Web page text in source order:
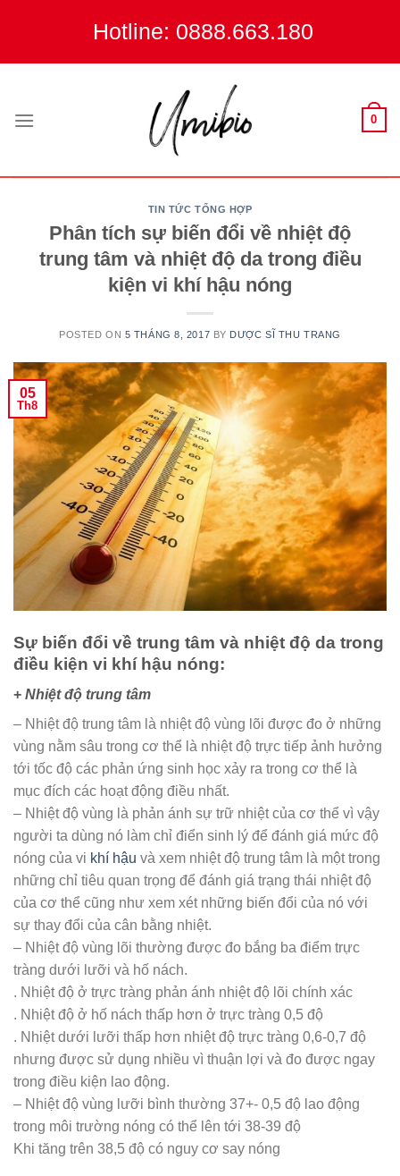
Hotline: 0888.663.180
0
TIN TỨC TỔNG HỢP
Phân tích sự biến đổi về nhiệt độ
trung tâm và nhiệt độ da trong điều
kiện vi khí hậu nóng
POSTED ON 5 THÁNG 8, 2017 BY DƯỢC SĨ THU TRANG
05
Th8
Sự biến đổi về trung tâm và nhiệt độ da trong
điều kiện vi khí hậu nóng:
+ Nhiệt độ trung tâm
– Nhiệt độ trung tâm là nhiệt độ vùng lõi được đo ở những
vùng nằm sâu trong cơ thể là nhiệt độ trực tiếp ảnh hưởng
tới tốc độ các phản ứng sinh học xảy ra trong cơ thể là
mục đích các hoạt động điều nhất.
– Nhiệt độ vùng là phản ánh sự trữ nhiệt của cơ thể vì vậy
người ta dùng nó làm chỉ điển sinh lý để đánh giá mức độ
nóng của vi khí hậu và xem nhiệt độ trung tâm là một trong
những chỉ tiêu quan trọng để đánh giá trạng thái nhiệt độ
của cơ thể cũng như xem xét những biến đổi của nó với
sự thay đổi của cân bằng nhiệt.
– Nhiệt độ vùng lõi thường được đo bắng ba điểm trực
tràng dưới lưỡi và hố nách.
. Nhiệt độ ở trực tràng phản ánh nhiệt độ lõi chính xác
. Nhiệt độ ở hố nách thấp hơn ở trực tràng 0,5 độ
. Nhiệt dưới lưỡi thấp hơn nhiệt độ trực tràng 0,6-0,7 độ
nhưng được sử dụng nhiều vì thuận lợi và đo được ngay
trong điều kiện lao động.
– Nhiệt độ vùng lưỡi bình thường 37+- 0,5 độ lao động
trong môi trường nóng có thể lên tới 38-39 độ
Khi tăng trên 38,5 độ có nguy cơ say nóng